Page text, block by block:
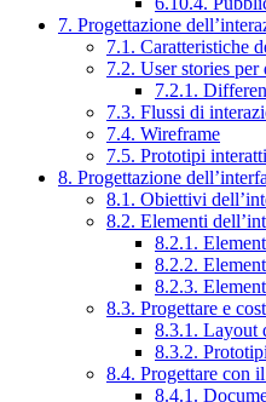
7. Progettazione
7.1. Caratteristiche
7.2. User stories
7.2.1.
7.3. Flussi di
7.4. Wireframe
7.5. Prototipi
8. Progettazione
8.1. Obiettivi
8.2. Elementi
8.2.1.
8.2.2.
8.2.3.
8.3. Progettare e
8.3.1. Layout
8.3.2.
8.4. Progettare con
8.4.1.